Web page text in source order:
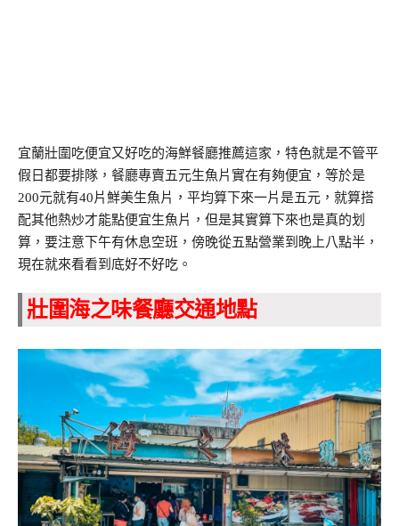
宜蘭壯圍吃便宜又好吃的海鮮餐廳推薦這家，特色就是不管平
假日都要排隊，餐廳專賣五元生魚片實在有夠便宜，等於是
200元就有40片鮮美生魚片，平均算下來一片是五元，就算搭
配其他熱炒才能點便宜生魚片，但是其實算下來也是真的划
算，要注意下午有休息空班，傍晚從五點營業到晚上八點半，
現在就來看看到底好不好吃。
壯圍海之味餐廳交通地點